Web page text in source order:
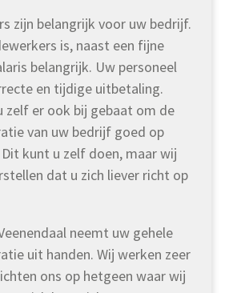
zijn belangrijk voor uw bedrijf.
is, naast een fijne
belangrijk. Uw personeel
en tijdige uitbetaling.
zelf er ook bij gebaat om de
van uw bedrijf goed op
kunt u zelf doen, maar wij
dat u zich liever richt op
neemt uw gehele
uit handen. Wij werken zeer
ons op hetgeen waar wij